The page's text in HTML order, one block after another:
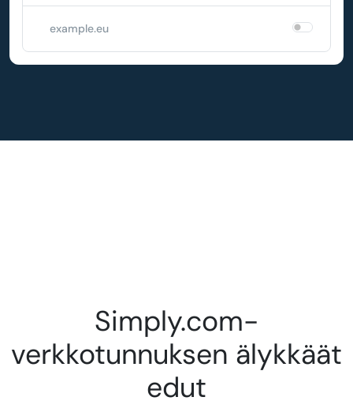
example.eu
Simply.com-
verkkotunnuksen älykkäät
edut